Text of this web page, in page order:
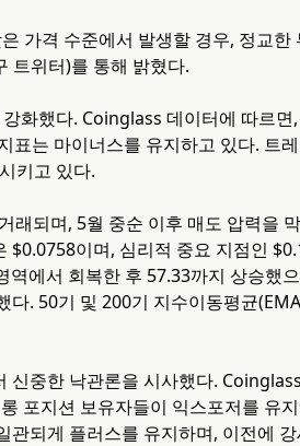
가격 수준에서 발생할 경우, 정교한
트위터)를 통해 밝혔다.
화했다. Coinglass 데이터에 따르
표는 마이너스를 유지하고 있다. 트
키고 있다.
래되며, 5월 중순 이후 매도 압력을
이며, 심리적 중요 지점인
에서 회복한 후 57.33까지 상승했
. 50기 및 200기 지수이동평균
중한 낙관론을 시사했다.
포지션 보유자들이 익스포저를 유
되게 플러스를 유지하며, 이전에